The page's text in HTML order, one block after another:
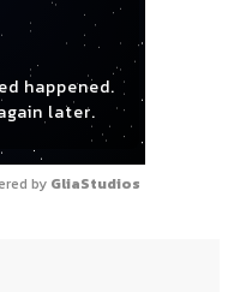
happened.
later.
by GliaStudios